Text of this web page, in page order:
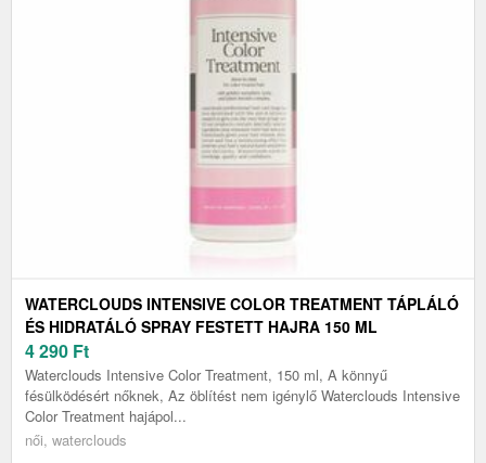
WATERCLOUDS INTENSIVE COLOR TREATMENT TÁPLÁLÓ
ÉS HIDRATÁLÓ SPRAY FESTETT HAJRA 150 ML
4 290 Ft
Waterclouds Intensive Color Treatment, 150 ml, A könnyű
fésülködésért nőknek, Az öblítést nem igénylő Waterclouds Intensive
Color Treatment hajápol...
női, waterclouds